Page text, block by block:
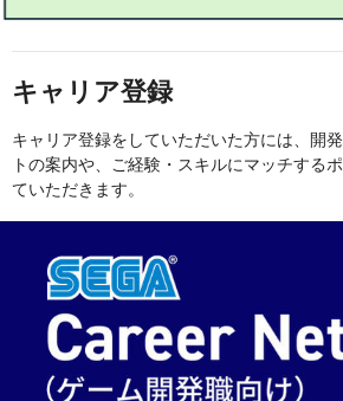
キャリア登録
キャリア登録をしていただいた方には、開
トの案内や、ご経験・スキルにマッチする
ていただきます。